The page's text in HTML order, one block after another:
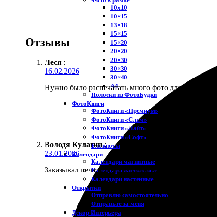
10х10
10×15
13×18
15×15
15×20
20×20
20×30
30×30
30×40
A4
Полоски из ФотоБудки
ФотоКниги
ФотоКниги «Премиум»
ФотоКниги «Слим»
ФотоКниги «Лайт»
ФотоКниги «Софт»
Блокноты
Календари
Календари магнитные
Календари настольные
Календари настенные
Открытки
Отправлю самостоятельно
Отправьте за меня
Декор Интерьера
Отзывы
Леся :
16.02.2026
Нужно было распечатать много фото для свадьбы
Володя Кулагин :
23.01.2026
Заказывал печать фото на пазле картонном